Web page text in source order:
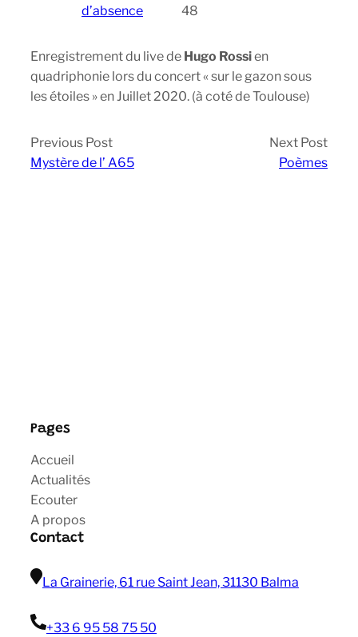
d’absence
48
Enregistrement du live de Hugo Rossien
quadriphonie lors du concert « sur le gazon sous
les étoiles » en Juillet 2020. (à coté de Toulouse)
Previous Post
Mystère de l’ A65
Next Post
Poèmes
Pages
Accueil
Actualités
Ecouter
A propos
Contact
La Grainerie, 61 rue Saint Jean, 31130 Balma
+33 6 95 58 75 50